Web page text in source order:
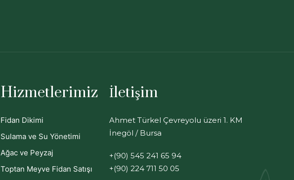
Hizmetlerimiz
Fidan Dikimi
Sulama ve Su Yönetimi
Ağac ve Peyzaj
Toptan Meyve Fidan Satışı
İletişim
Ahmet Türkel Çevreyolu üzeri 1. KM
İnegöl / Bursa
+(90) 545 241 65 94
+(90) 224 711 50 05